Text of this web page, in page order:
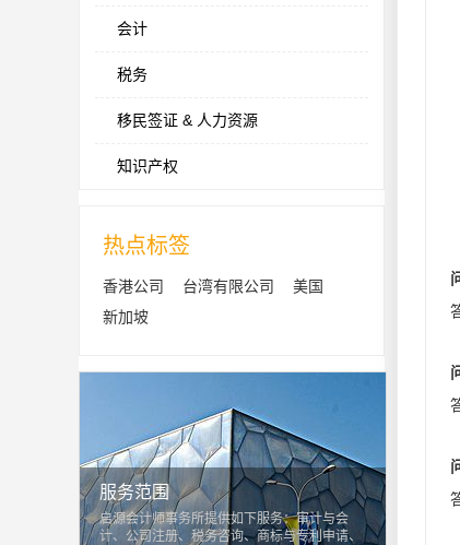
会计
税务
移民签证 & 人力资源
知识产权
热点标签
香港公司 台湾有限公司
美国
新加坡
服务范围
启源会计师事务所提供如下服务：审计与会
计、公司注册、税务咨询、商标与专利申请、